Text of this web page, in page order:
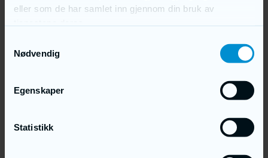
eller som de har samlet inn gjennom din bruk av
Nødvendig
Egenskaper
Statistikk
Stillas til leie
Kontakt oss
Om oss
Tilhenger
DU ER HER:
Hjem